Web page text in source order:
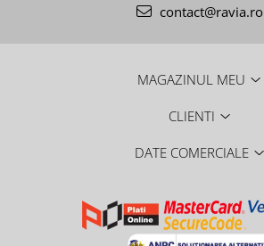
contact@ravia.ro
MAGAZINUL MEU
CLIENTI
DATE COMERCIALE